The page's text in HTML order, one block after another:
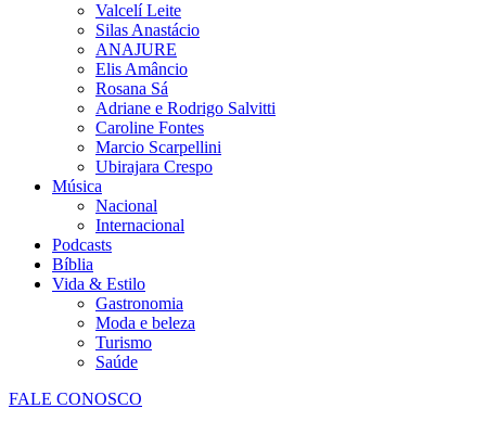
Valcelí Leite
Silas Anastácio
ANAJURE
Elis Amâncio
Rosana Sá
Adriane e Rodrigo Salvitti
Caroline Fontes
Marcio Scarpellini
Ubirajara Crespo
Música
Nacional
Internacional
Podcasts
Bíblia
Vida & Estilo
Gastronomia
Moda e beleza
Turismo
Saúde
FALE CONOSCO